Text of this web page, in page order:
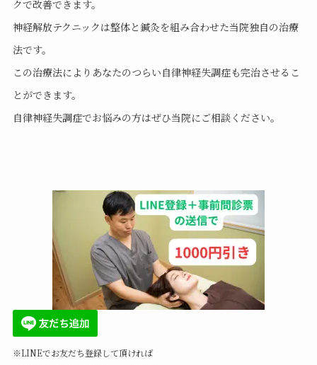
クで改善できます。
神経解放テクニックは整体と鍼灸を組み合わせた当院独自の治療
法です。
この治療法によりあなたのつらい自律神経失調症も完治させるこ
とができます。
自律神経失調症でお悩みの方はぜひ当院にご相談ください。
※LINEでお友だち登録して頂ければ